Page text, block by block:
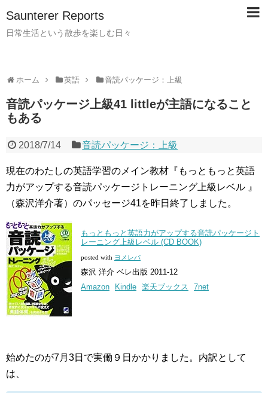
Saunterer Reports
日常生活という散歩を楽しむ日々
ホーム 英語 音読パッケージ：上級
音読パッケージ上級41 littleが主語になること
もある
2018/7/14 音読パッケージ：上級
現在のわたしの英語学習のメイン教材『もっともっと英語
力がアップする音読パッケージトレーニング上級レベル 』
（森沢洋介著）のパッセージ41を昨日終了しました。
もっともっと英語力がアップする音読パッケージト
レーニング上級レベル (CD BOOK)
posted with ヨメレバ
森沢 洋介 ベレ出版 2011-12
Amazon
Kindle 楽天ブックス 7net
始めたのが7月3日で実働９日かかりました。内訳として
は、